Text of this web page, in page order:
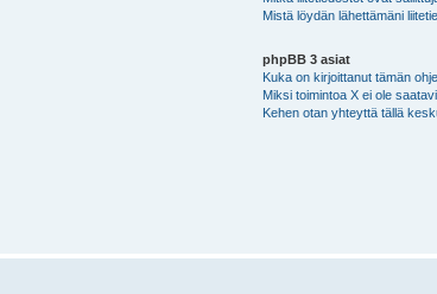
Mistä löydän lähettämäni
phpBB 3 asiat
Kuka on kirjoittanut tämän
Miksi toimintoa X ei ole
Kehen otan yhteyttä tällä